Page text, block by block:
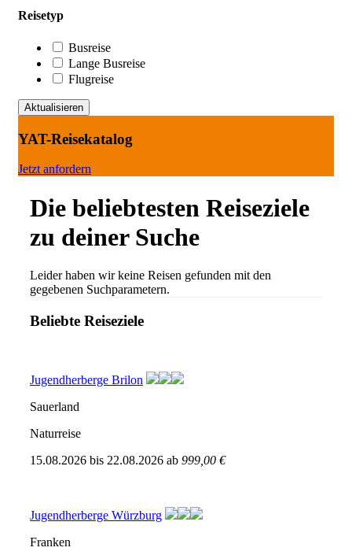
Reisetyp
Busreise
Lange Busreise
Flugreise
YAT-Reisekatalog
Jetzt anfordern
Die beliebtesten Reiseziele
zu deiner Suche
Leider haben wir keine Reisen gefunden mit den
gegebenen Suchparametern.
Beliebte Reiseziele
Jugendherberge Brilon
Sauerland
Naturreise
15.08.2026 bis 22.08.2026 ab 999,00 €
Jugendherberge Würzburg
Franken